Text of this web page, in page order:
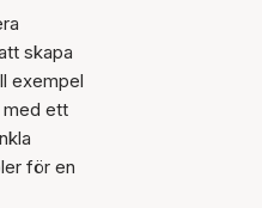
skapa
exempel
med ett
för en